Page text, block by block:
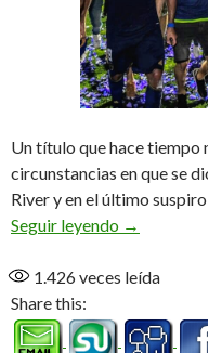
Un título que hace tiempo
circunstancias en que se
River y en el último
Seguir leyendo Boca
→
1.426veces leída
Share this: